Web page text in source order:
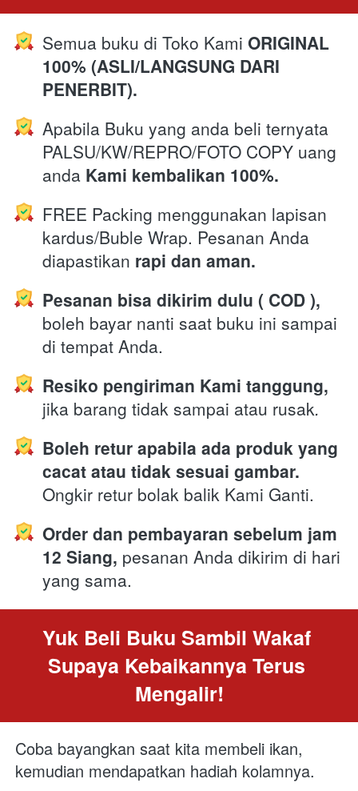
Semua buku di Toko Kami ORIGINAL
100% (ASLI/LANGSUNG DARI
PENERBIT).
Apabila Buku yang anda beli ternyata
PALSU/KW/REPRO/FOTO COPY uang
anda Kami kembalikan 100%.
FREE Packing menggunakan lapisan
kardus/Buble Wrap. Pesanan Anda
diapastikan rapi dan aman.
Pesanan bisa dikirim dulu ( COD ),
boleh bayar nanti saat buku ini sampai
di tempat Anda.
Resiko pengiriman Kami tanggung,
jika barang tidak sampai atau rusak.
Boleh retur apabila ada produk yang
cacat atau tidak sesuai gambar.
Ongkir retur bolak balik Kami Ganti.
Order dan pembayaran sebelum jam
12 Siang, pesanan Anda dikirim di hari
yang sama.
Yuk Beli Buku Sambil Wakaf
Supaya Kebaikannya Terus
Mengalir!
Coba bayangkan saat kita membeli ikan,
kemudian mendapatkan hadiah kolamnya.